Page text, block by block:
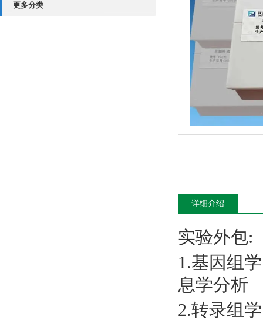
更多分类
详细介绍
实验外包:
1.基因组
息学分析
2.转录组